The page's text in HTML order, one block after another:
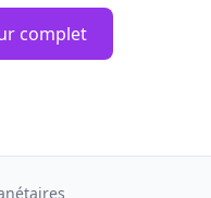
complet